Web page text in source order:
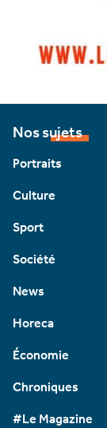
Nos sujets
Portraits
Culture
Sport
Société
News
Horeca
Économie
Chroniques
#Le Magazine